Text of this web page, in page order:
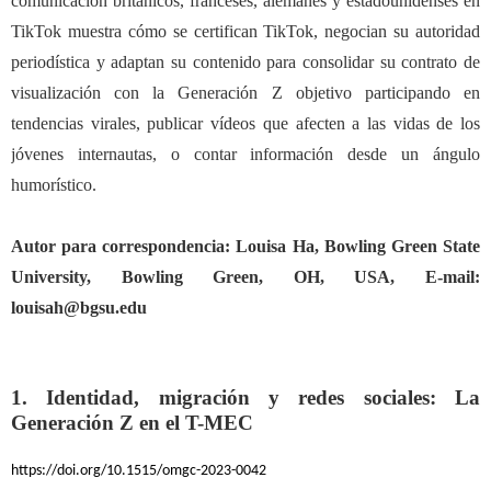
TikTok muestra cómo se certifican TikTok, negocian su autoridad
periodística y adaptan su contenido para consolidar su contrato de
visualización con la Generación Z objetivo participando en
tendencias virales, publicar vídeos que afecten a las vidas de los
jóvenes internautas, o contar información desde unángulo
humorístico.
Autor para correspondencia: Louisa Ha, Bowling Green State
University, Bowling Green, OH, USA, E-mail:
louisah@bgsu.edu
1. Identidad, migración y redes sociales: La
Generación Z en el T-MEC
https://doi.org/10.1515/omgc-2023-0042